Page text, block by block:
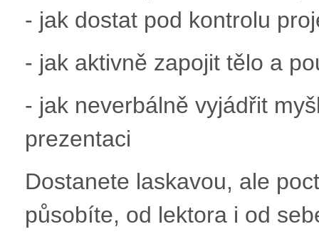
- jak dostat pod kontrolu
- jak aktivně zapojit tělo a
- jak neverbálně vyjádřit
prezentaci
Dostanete laskavou, ale
působíte, od lektora i od